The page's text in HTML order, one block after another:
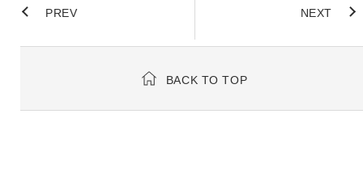
PREV NEXT
BACK TO TOP